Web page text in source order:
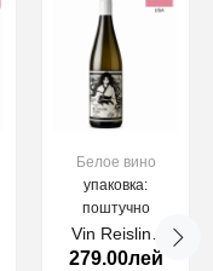
Белое вино
упаковка:
поштучно
Vin Reisling
Blossom Fury
279.00лей